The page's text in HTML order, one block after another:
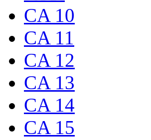
CA 10
CA 11
CA 12
CA 13
CA 14
CA 15